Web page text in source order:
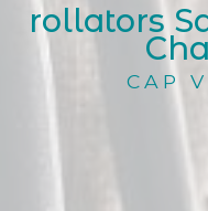
rollators
CAP